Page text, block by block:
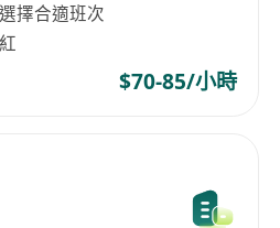
擇合適班次
$70-85/小時